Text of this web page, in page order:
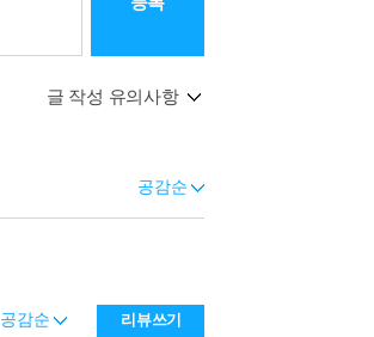
글 작성 유의사항
공감순
리뷰쓰기
공감순